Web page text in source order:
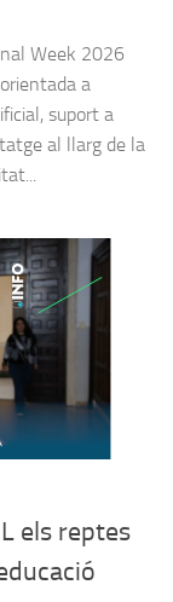
Week 2026
a
suport a
al llarg de la
els reptes